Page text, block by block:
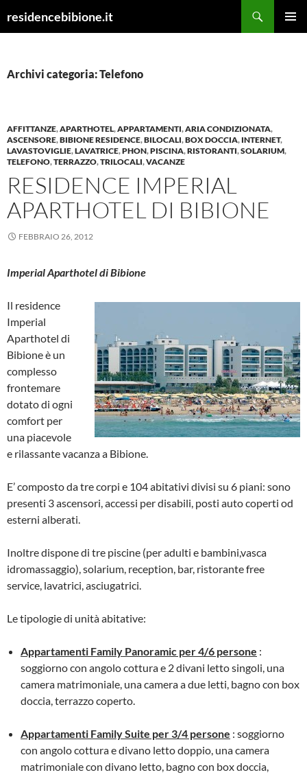
residencebibione.it
Archivi categoria: Telefono
AFFITTANZE,APARTHOTEL,APPARTAMENTI,ARIA CONDIZIONATA,
ASCENSORE,BIBIONE RESIDENCE,BILOCALI,BOX DOCCIA, INTERNET,
LAVASTOVIGLIE,LAVATRICE,PHON,PISCINA,RISTORANTI,SOLARIUM,
TELEFONO,TERRAZZO,TRILOCALI,VACANZE
RESIDENCE IMPERIAL
APARTHOTEL DI BIBIONE
FEBBRAIO 26, 2012
Imperial Aparthotel di Bibione
Il residence
Imperial
Aparthotel di
Bibione è un
complesso
frontemare
dotato di ogni
comfort per
una piacevole
e rilassante vacanza a Bibione.
E’ composto da tre corpi e 104 abitativi divisi su 6 piani: sono
presenti 3 ascensori, accessi per disabili, posti auto coperti od
esterni alberati.
Inoltre dispone di tre piscine (per adulti e bambini,vasca
idromassaggio), solarium, reception, bar, ristorante free
service, lavatrici, asciugatrici.
Le tipologie di unità abitative:
Appartamenti Family Panoramic per 4/6 persone :
soggiorno con angolo cottura e 2 divani letto singoli, una
camera matrimoniale, una camera a due letti, bagno con box
doccia, terrazzo coperto.
Appartamenti Family Suite per 3/4 persone : soggiorno
con angolo cottura e divano letto doppio, una camera
matrimoniale con divano letto, bagno con box doccia,